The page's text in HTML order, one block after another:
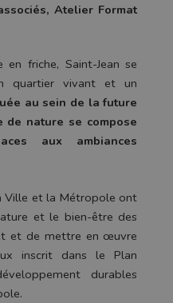
Atelier Format
friche, Saint-Jean se
quartier vivant et un
au sein de la future
de nature se compose
aux ambiances
Ville et la Métropole ont
et le bien-être des
et de mettre en œuvre
inscrit dans le Plan
durables